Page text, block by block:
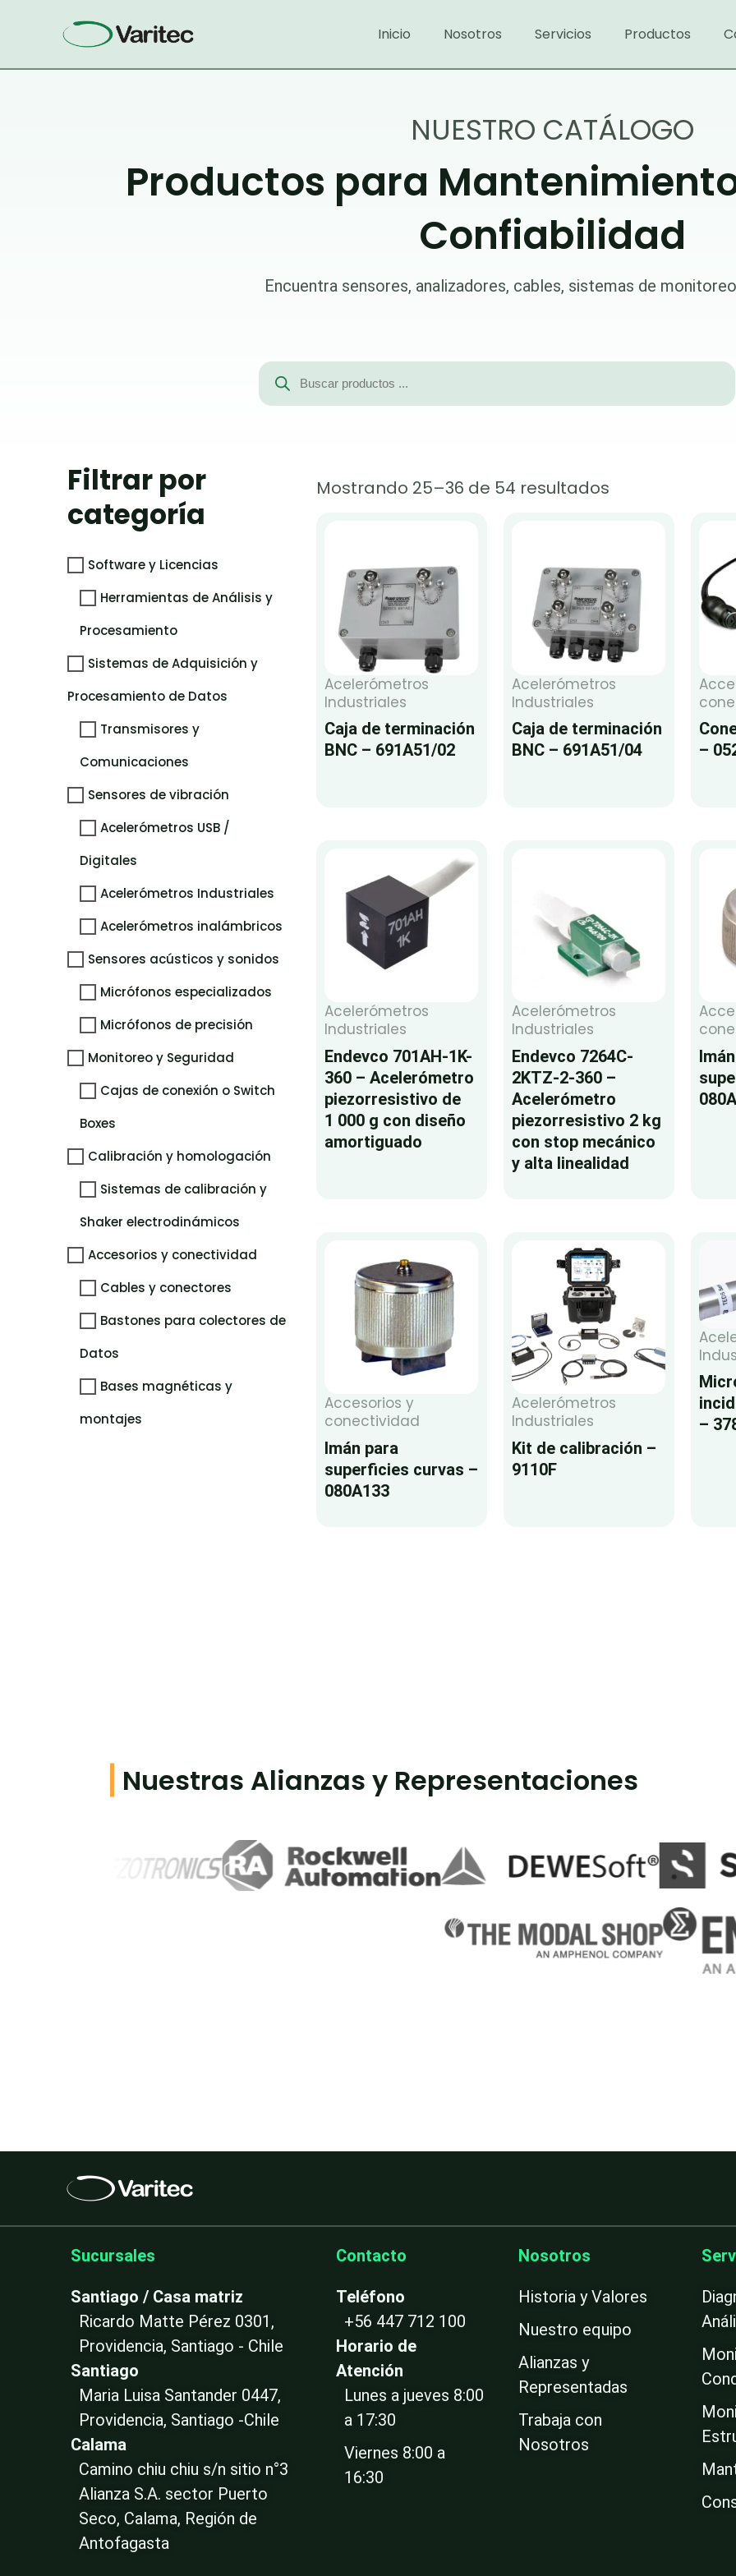
Inicio Nosotros Servicios Productos
NUESTRO CATÁLOGO
Productos para
Confiabilidad
Encuentra sensores, analizadores, cables, sistemas de
Búsqueda
productos
Filtrar por
categoría
Software y Licencias
Herramientas de Análisis y
Procesamiento
Sistemas de Adquisición y
Procesamiento de Datos
Transmisores y
Comunicaciones
Sensores de vibración
Acelerómetros USB /
Digitales
Acelerómetros Industriales
Acelerómetros inalámbricos
Sensores acústicos y sonidos
Micrófonos especializados
Micrófonos de precisión
Monitoreo y Seguridad
Cajas de conexión o Switch
Boxes
Calibración y homologación
Sistemas de calibración y
Shaker electrodinámicos
Accesorios y conectividad
Cables y conectores
Bastones para colectores de
Datos
Bases magnéticas y
montajes
Mostrando 25–36 de 54 resultados
Acelerómetros
Industriales
Caja de terminación
BNC – 691A51/02
Acelerómetros
Industriales
Caja de terminación
BNC – 691A51/04
–
Acelerómetros
Industriales
Endevco 701AH-1K-
360 – Acelerómetro
piezorresistivo de
1 000 g con diseño
amortiguado
Acelerómetros
Industriales
Endevco 7264C-
2KTZ-2-360 –
Acelerómetro
piezorresistivo 2 kg
con stop mecánico
y alta linealidad
Accesorios y
conectividad
Imán para
superficies curvas –
080A133
Acelerómetros
Industriales
Kit de calibración –
9110F
–
Nuestras Alianzas y Representaciones
Sucursales
Santiago / Casa matriz
Ricardo Matte Pérez 0301,
Providencia, Santiago - Chile
Santiago
Maria Luisa Santander 0447,
Providencia, Santiago -Chile
Calama
Camino chiu chiu s/n sitio n°3
Alianza S.A. sector Puerto
Seco, Calama, Región de
Antofagasta
Contacto
Teléfono
+56 447 712 100
Horario de
Atención
Lunes a jueves 8:00
a 17:30
Viernes 8:00 a
16:30
Nosotros
Historia y Valores
Nuestro equipo
Alianzas y
Representadas
Trabaja con
Nosotros